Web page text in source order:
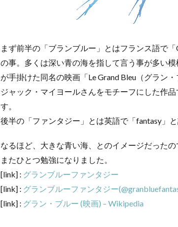
まず前半の「ブランブルー」とはフランス語で
の事。多くは深い青の海を指して言う事が多い
が手掛けた同名の映画「Le Grand Bleu（グラン
ジャック・マイヨールさんをモチーフにした作
す。
後半の「ファンタジー」とは英語で「fantasy」
なるほど、大きな青い海、とのイメージだったの
またひとつ勉強になりました。
[link] : グランブルーファンタジー
[link] : グランブルーファンタジー
[link] : グラン・ブルー (映画) – Wikipedia